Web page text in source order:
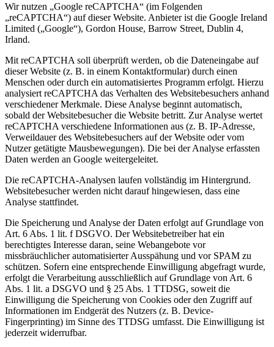
Wir nutzen „Google reCAPTCHA“ (im Folgenden
„reCAPTCHA“) auf dieser Website. Anbieter ist die Google Ireland
Limited („Google“), Gordon House, Barrow Street, Dublin 4,
Irland.
Mit reCAPTCHA soll überprüft werden, ob die Dateneingabe auf
dieser Website (z. B. in einem Kontaktformular) durch einen
Menschen oder durch ein automatisiertes Programm erfolgt. Hierzu
analysiert reCAPTCHA das Verhalten des Websitebesuchers anhand
verschiedener Merkmale. Diese Analyse beginnt automatisch,
sobald der Websitebesucher die Website betritt. Zur Analyse wertet
reCAPTCHA verschiedene Informationen aus (z. B. IP-Adresse,
Verweildauer des Websitebesuchers auf der Website oder vom
Nutzer getätigte Mausbewegungen). Die bei der Analyse erfassten
Daten werden an Google weitergeleitet.
Die reCAPTCHA-Analysen laufen vollständig im Hintergrund.
Websitebesucher werden nicht darauf hingewiesen, dass eine
Analyse stattfindet.
Die Speicherung und Analyse der Daten erfolgt auf Grundlage von
Art. 6 Abs. 1 lit. f DSGVO. Der Websitebetreiber hat ein
berechtigtes Interesse daran, seine Webangebote vor
missbräuchlicher automatisierter Ausspähung und vor SPAM zu
schützen. Sofern eine entsprechende Einwilligung abgefragt wurde,
erfolgt die Verarbeitung ausschließlich auf Grundlage von Art. 6
Abs. 1 lit. a DSGVO und § 25 Abs. 1 TTDSG, soweit die
Einwilligung die Speicherung von Cookies oder den Zugriff auf
Informationen im Endgerät des Nutzers (z. B. Device-
Fingerprinting) im Sinne des TTDSG umfasst. Die Einwilligung ist
jederzeit widerrufbar.